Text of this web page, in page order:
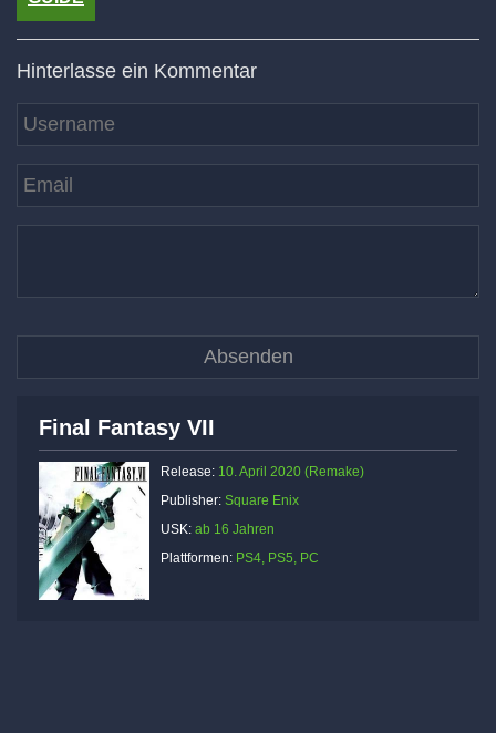
Hinterlasse ein Kommentar
Final Fantasy VII
Release: 10. April 2020 (Remake)
Publisher: Square Enix
USK: ab 16 Jahren
Plattformen: PS4, PS5, PC